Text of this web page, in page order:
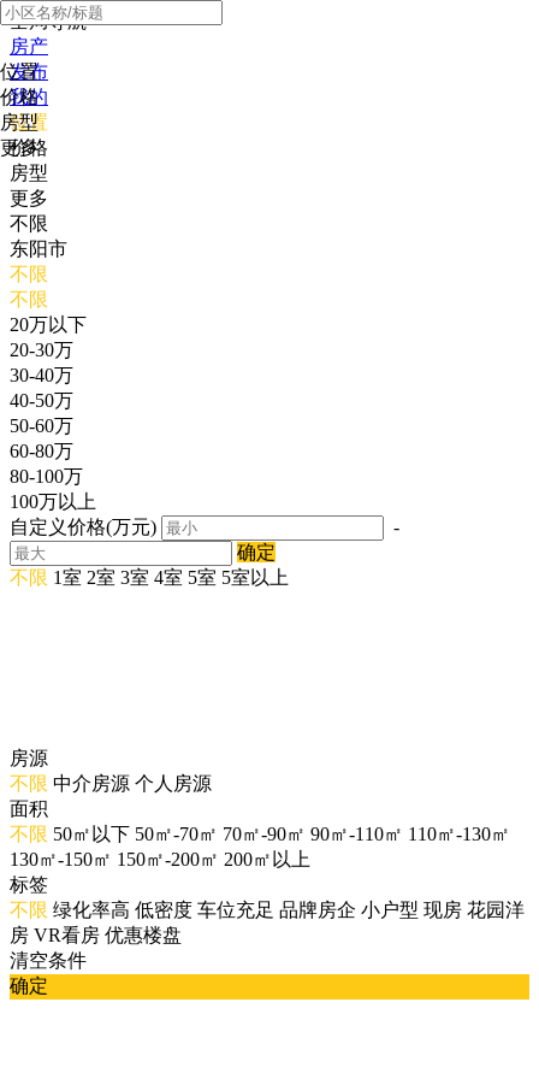
全局导航
房产
发布
我的
位置
价格
房型
更多
位置
价格
房型
更多
不限
东阳市
不限
不限
20万以下
20-30万
30-40万
40-50万
50-60万
60-80万
80-100万
100万以上
自定义价格(万元)
-
确定
不限 1室 2室 3室 4室 5室 5室以上
房源
不限 中介房源 个人房源
面积
不限 50㎡以下 50㎡-70㎡ 70㎡-90㎡ 90㎡-110㎡ 110㎡-130㎡
130㎡-150㎡ 150㎡-200㎡ 200㎡以上
标签
不限 绿化率高 低密度 车位充足 品牌房企 小户型 现房 花园洋
房 VR看房 优惠楼盘
清空条件
确定